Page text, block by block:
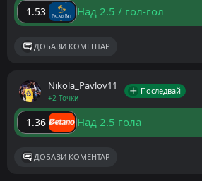
1.53 Над 2.5 / гол-гол
ДОБАВИ КОМЕНТАР
Nikola_Pavlov11
+2 Точки
Последвай
1.36 Над 2.5 гола
ДОБАВИ КОМЕНТАР